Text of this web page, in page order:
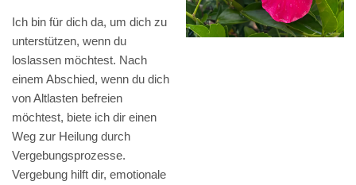
Ich bin für dich da, um dich zu
unterstützen, wenn du
loslassen möchtest. Nach
einem Abschied, wenn du dich
von Altlasten befreien
möchtest, biete ich dir einen
Weg zur Heilung durch
Vergebungsprozesse.
Vergebung hilft dir, emotionale